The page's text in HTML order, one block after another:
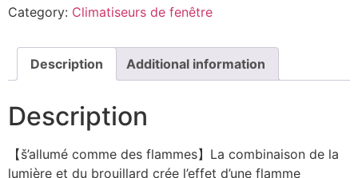
Category: Climatiseurs de fenêtre
Description Additional information
Description
【š’allumé comme des flammes】La combinaison de la
lumière et du brouillard crée l’effet d’une flamme